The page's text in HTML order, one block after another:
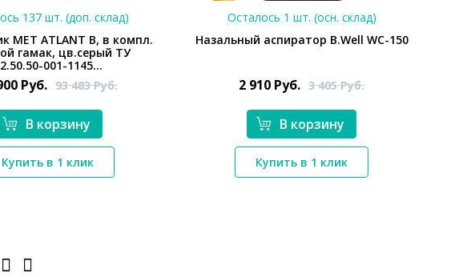
*}
137 шт. (доп. склад)
MET ATLANT B, в компл.
гамак, цв.серый ТУ
001-1145...
Руб. 93 483Руб.
В корзину
Купить в 1 клик
*}
Осталось 1 шт. (осн. склад)
Назальный аспиратор B.Well WC-150
2 910 Руб. 3 405Руб.
В корзину
Купить в 1 клик